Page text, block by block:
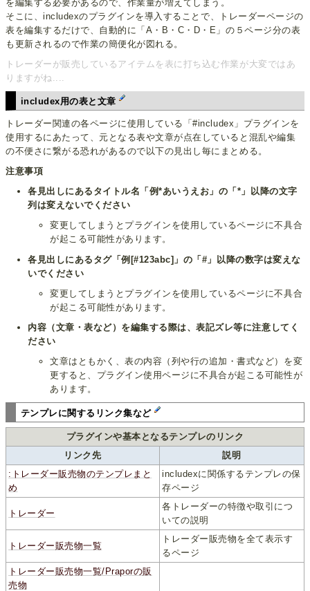
を編集する必要があるので、作業量が増えてしまう。
そこに、includexのプラグインを導入することで、トレーダーページの
表を編集するだけで、自動的に「A・B・C・D・E」の５ページ分の表
も更新されるので作業の簡便化が図れる。
トレーダーが販売しているアイテムを表に打ち込む作業が大変ではあ
りますがね....
includex用の表と文章
トレーダー関連の各ページに使用している「#includex」プラグインを
使用するにあたって、元となる表や文章が点在していると混乱や編集
の不便さに繋がる恐れがあるので以下の見出し毎にまとめる。
注意事項
各見出しにあるタイトル名「例*あいうえお」の「*」以降の文字
列は変えないでください
変更してしまうとプラグインを使用しているページに不具合
が起こる可能性があります。
各見出しにあるタグ「例[#123abc]」の「#」以降の数字は変えな
いでください
変更してしまうとプラグインを使用しているページに不具合
が起こる可能性があります。
内容（文章・表など）を編集する際は、表記ズレ等に注意してく
ださい
文章はともかく、表の内容（列や行の追加・書式など）を変
更すると、プラグイン使用ページに不具合が起こる可能性が
あります。
テンプレに関するリンク集など
プラグインや基本となるテンプレのリンク
リンク先
説明
:トレーダー販売物のテンプレまと
め
includexに関係するテンプレの保
存ページ
トレーダー
各トレーダーの特徴や取引につ
いての説明
トレーダー販売物一覧
トレーダー販売物を全て表示す
るページ
トレーダー販売物一覧/Praporの販
売物